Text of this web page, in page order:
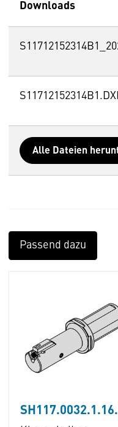
Downloads
Alle Dateien
Passend dazu